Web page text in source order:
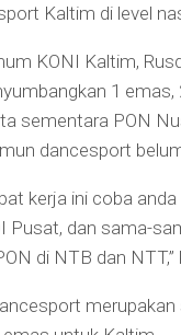
Kaltim di level
KONI Kaltim,
1
sementara PON
dancesport
kerja ini coba
Pusat, dan sama-
di NTB dan NTT,”